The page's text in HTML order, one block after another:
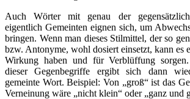
Auch Wörter mit genau der
eigentlich Gemeinten eignen sich, um
bringen. Wenn man dieses Stilmittel, der so
bzw. Antonyme, wohl dosiert einsetzt, kann es
Wirkung haben und für Verblüffung
dieser Gegenbegriffe ergibt sich dann
gemeinte Wort. Beispiel: Von „groß“ ist das
Verneinung wäre „nicht klein“ oder „ganz und